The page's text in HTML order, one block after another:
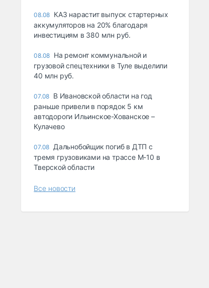
08.08 КАЗ нарастит выпуск стартерных
аккумуляторов на 20% благодаря
инвестициям в 380 млн руб.
08.08 На ремонт коммунальной и
грузовой спецтехники в Туле выделили
40 млн руб.
07.08 В Ивановской области на год
раньше привели в порядок 5 км
автодороги Ильинское-Хованское –
Кулачево
07.08 Дальнобойщик погиб в ДТП с
тремя грузовиками на трассе М-10 в
Тверской области
Все новости